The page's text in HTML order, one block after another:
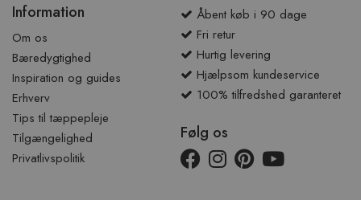
Information
Om os
Bæredygtighed
Inspiration og guides
Erhverv
Tips til tæppepleje
Tilgængelighed
Privatlivspolitik
Åbent køb i 90 dage
Fri retur
Hurtig levering
Hjælpsom kundeservice
100% tilfredshed garanteret
Følg os